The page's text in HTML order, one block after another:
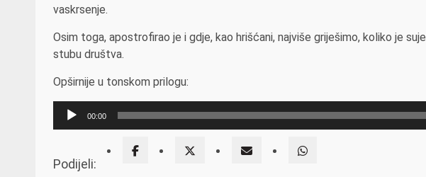
vaskrsenje.
Osim toga, apostrofirao je i gdje, kao hrišćani, najviše griješimo, koliko je
stubu društva.
Opširnije u tonskom prilogu:
Прегледач
00:00
Podijeli: